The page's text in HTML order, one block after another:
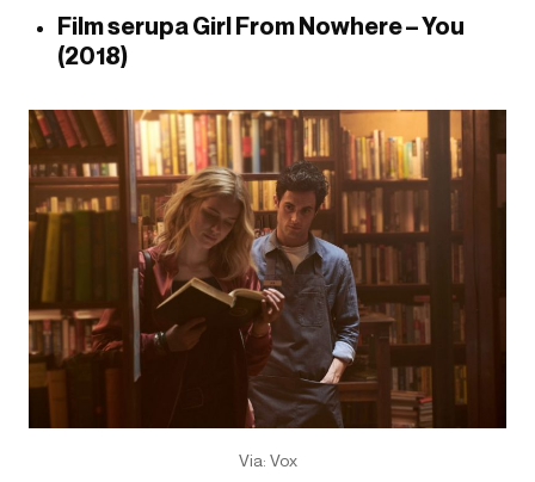
Film serupa Girl From Nowhere – You
(2018)
Via: Vox